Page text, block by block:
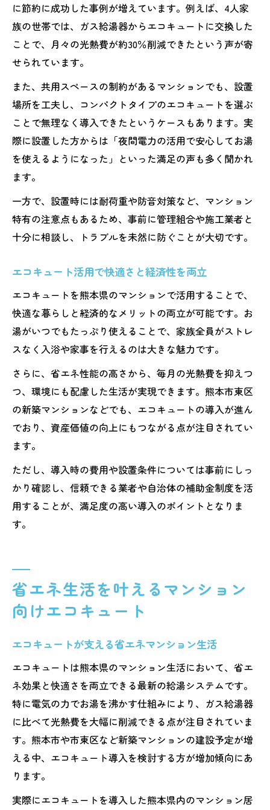
に節約に成功した事例が増えています。例えば、4人家
族の世帯では、ガス給湯器からエコキュートに交換した
ことで、月々の光熱費が約30％削減できたという声が寄
せられています。
また、共用スペースの制約があるマンションでも、設置
場所を工夫し、コンパクトタイプのエコキュートを選ぶ
ことで無理なく導入できたというケースもあります。実
際に設置した方からは「夜間電力の活用で安心してお湯
を使えるようになった」といった満足の声も多く聞かれ
ます。
一方で、設置時には耐荷重や防音対策など、マンション
特有の注意点もあるため、事前に管理組合や施工業者と
十分に相談し、トラブルを未然に防ぐことが大切です。
エコキュート活用で快適さと経済性を両立
エコキュートを熊本県のマンションで活用することで、
快適な暮らしと経済的なメリットの両立が可能です。お
湯がいつでもたっぷり使えることで、家族全員がストレ
スなく入浴や家事を行えるのは大きな魅力です。
さらに、省エネ性能の高さから、毎月の光熱費を抑えつ
つ、環境にも配慮した生活が実現できます。熊本市東区
の新築マンションなどでも、エコキュートの導入が進ん
でおり、資産価値の向上にもつながる点が注目されてい
ます。
ただし、導入時の費用や設置条件については事前にしっ
かり確認し、信頼できる業者や自治体の補助金制度を活
用することが、満足度の高い導入のポイントとなりま
す。
省エネ生活を叶えるマンション
向けエコキュート
エコキュートが支える省エネマンション生活
エコキュートは熊本県のマンション生活において、省エ
ネ効果と快適さを両立できる最新の給湯システムです。
特に電気の力でお湯を沸かす仕組みにより、ガス給湯器
に比べて光熱費を大幅に削減できる点が注目されていま
す。熊本市や市東区など新築マンションの建設予定が増
える中、エコキュート導入を検討する方が増加傾向にあ
ります。
実際にエコキュートを導入した熊本県内のマンション居